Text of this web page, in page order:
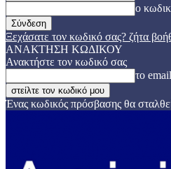
ο
Ξεχάσατε τον κωδικό σας? ζήτα
ΑΝΑΚΤΗΣΗ ΚΩΔΙΚΟΥ
Ανακτήστε τον κωδικό σας
το
Ένας κωδικός πρόσβασης θα